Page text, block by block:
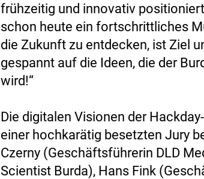
frühzeitig und innovativ
schon heute ein fortschrittliches
die Zukunft zu entdecken, ist Ziel
gespannt auf die Ideen, die der
wird!“
Die digitalen Visionen der
einer hochkarätig besetzten Jury
Czerny (Geschäftsführerin DLD
Scientist Burda), Hans Fink